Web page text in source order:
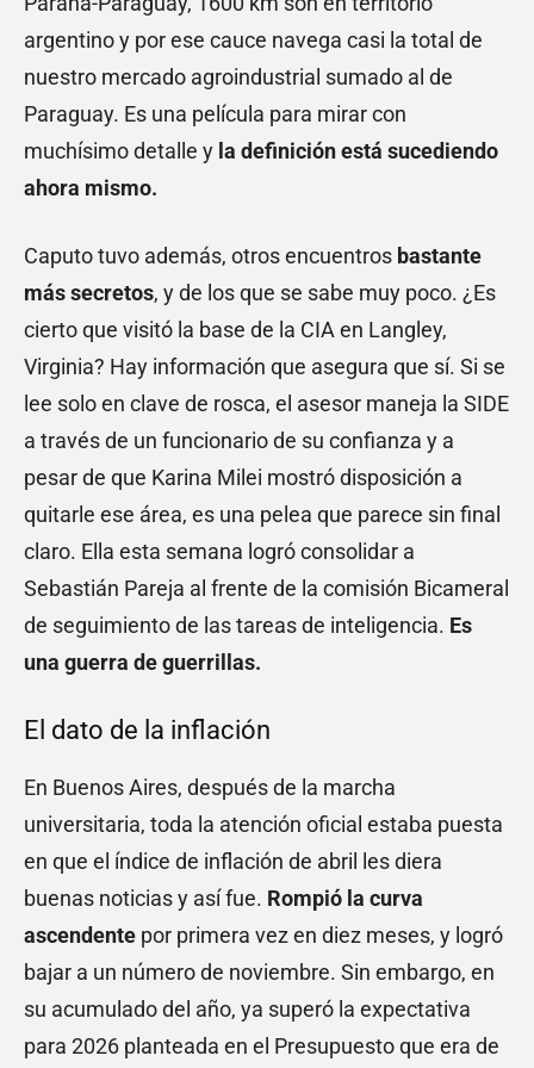
argentino y por ese cauce navega casi la total de
nuestro mercado agroindustrial sumado al de
Paraguay. Es una película para mirar con
muchísimo detalle y la definición está sucediendo
ahora mismo.
Caputo tuvo además, otros encuentros bastante
más secretos, y de los que se sabe muy poco. ¿Es
cierto que visitó la base de la CIA en Langley,
Virginia? Hay información que asegura que sí. Si se
lee solo en clave de rosca, el asesor maneja la SIDE
a través de un funcionario de su confianza y a
pesar de que Karina Milei mostró disposición a
quitarle ese área, es una pelea que parece sin final
claro. Ella esta semana logró consolidar a
Sebastián Pareja al frente de la comisión Bicameral
de seguimiento de las tareas de inteligencia. Es
una guerra de guerrillas.
El dato de la inflación
En Buenos Aires, después de la marcha
universitaria, toda la atención oficial estaba puesta
en que el índice de inflación de abril les diera
buenas noticias y así fue. Rompió la curva
ascendente por primera vez en diez meses, y logró
bajar a un número de noviembre. Sin embargo, en
su acumulado del año, ya superó la expectativa
para 2026 planteada en el Presupuesto que era de